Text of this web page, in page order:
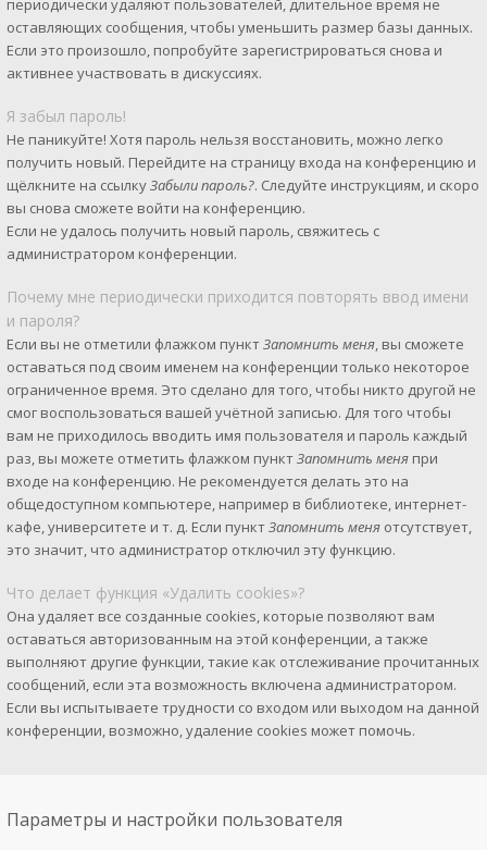
периодически удаляют пользователей, длительное время не
оставляющих сообщения, чтобы уменьшить размер базы данных.
Если это произошло, попробуйте зарегистрироваться снова и
активнее участвовать в дискуссиях.
Я забыл пароль!
Не паникуйте! Хотя пароль нельзя восстановить, можно легко
получить новый. Перейдите на страницу входа на конференцию и
щёлкните на ссылкуЗабыли пароль?. Следуйте инструкциям, и скоро
вы снова сможете войти на конференцию.
Если не удалось получить новый пароль, свяжитесь с
администратором конференции.
Почему мне периодически приходится повторять ввод имени
и пароля?
Если вы не отметили флажком пунктЗапомнить меня, вы сможете
оставаться под своим именем на конференции только некоторое
ограниченное время. Это сделано для того, чтобы никто другой не
смог воспользоваться вашей учётной записью. Для того чтобы
вам не приходилось вводить имя пользователя и пароль каждый
раз, вы можете отметить флажком пунктЗапомнить меня при
входе на конференцию. Не рекомендуется делать это на
общедоступном компьютере, например в библиотеке, интернет-
кафе, университете и т. д. Если пунктЗапомнить меня отсутствует,
это значит, что администратор отключил эту функцию.
Что делает функция «Удалить cookies»?
Она удаляет все созданные cookies, которые позволяют вам
оставаться авторизованным на этой конференции, а также
выполняют другие функции, такие как отслеживание прочитанных
сообщений, если эта возможность включена администратором.
Если вы испытываете трудности со входом или выходом на данной
конференции, возможно, удаление cookies может помочь.
Параметры и настройки пользователя